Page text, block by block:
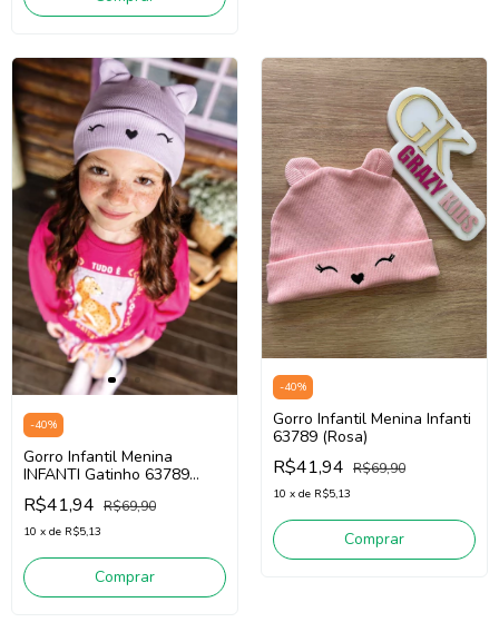
-40%
Gorro Infantil Menina
INFANTI Gatinho 63789
(lilás)
R$41,94 R$69,90
10 x de R$5,13
Comprar
-40%
Gorro Infantil Menina Infanti
63789 (Rosa)
R$41,94 R$69,90
10 x de R$5,13
Comprar